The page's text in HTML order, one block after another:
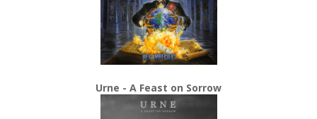
Urne - A Feast on Sorrow